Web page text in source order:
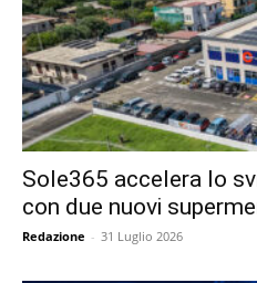
Sole365 accelera lo
con due nuovi
Redazione - 31 Luglio 2026